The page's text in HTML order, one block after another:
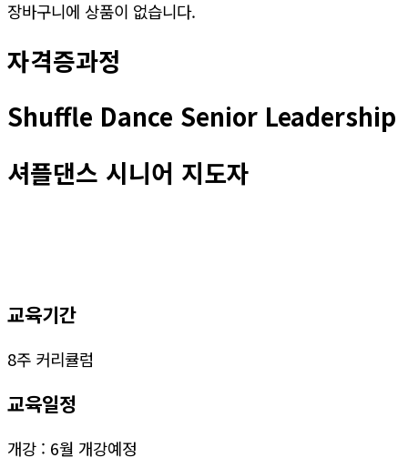
장바구니에 상품이 없습니다.
자격증과정
Shuffle Dance Senior Leadership
셔플댄스 시니어 지도자
교육기간
8주 커리큘럼
교육일정
개강 : 6월 개강예정